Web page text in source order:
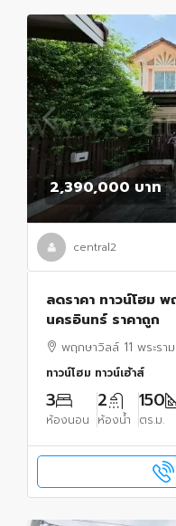
2,390,000 บาท
central2
ลดราคา ทาวน์โฮม
นครอินทร์ ราคาถูก
พฤกษาวิลล์ 11 พระรา
ทาวน์โฮม ทาวน์เฮ้าส์
3
ห้องนอน
2
ห้องน้ำ
150
ตร.ม.